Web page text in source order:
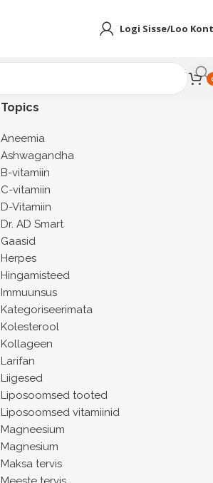
Logi Sisse/Loo
Topics
Aneemia
Ashwagandha
B-vitamiin
C-vitamiin
D-Vitamiin
Dr. AD Smart
Gaasid
Herpes
Hingamisteed
Immuunsus
Kategoriseerimata
Kolesterool
Kollageen
Larifan
Liigesed
Liposoomsed tooted
Liposoomsed vitamiinid
Magneesium
Magnesium
Maksa tervis